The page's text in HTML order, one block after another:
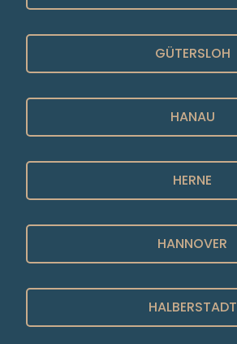
GÜTERSLOH
HANAU
HERNE
HANNOVER
HALBERSTADT